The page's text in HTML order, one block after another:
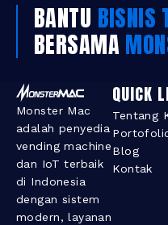
BANTU BISNIS
BERSAMA
Monster Mac
adalah penyedia
vending machine
dan IoT terbaik
di Indonesia
dengan sistem
modern, layanan
QUICK
Tentang
Blog
Kontak